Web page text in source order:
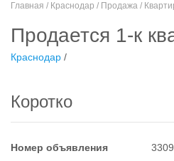
Главная / Краснодар / Продажа /
Продается 1-к
Краснодар /
Коротко
Номер объявления